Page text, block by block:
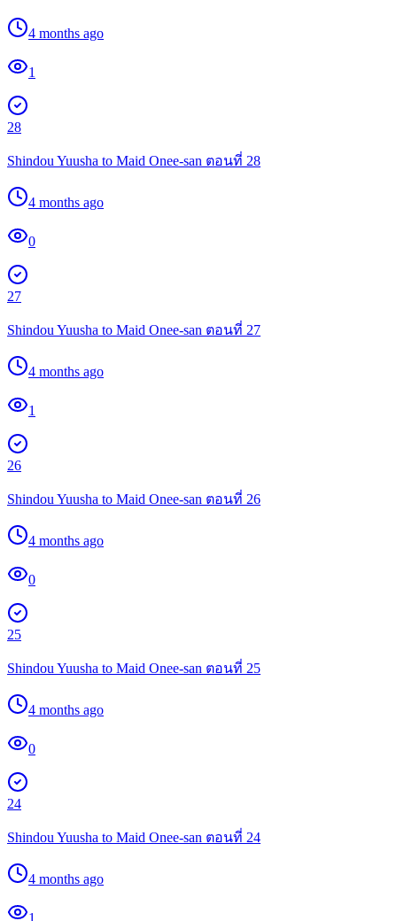
4 months ago
1
28
Shindou Yuusha to Maid Onee-san ตอนที่ 28
4 months ago
0
27
Shindou Yuusha to Maid Onee-san ตอนที่ 27
4 months ago
1
26
Shindou Yuusha to Maid Onee-san ตอนที่ 26
4 months ago
0
25
Shindou Yuusha to Maid Onee-san ตอนที่ 25
4 months ago
0
24
Shindou Yuusha to Maid Onee-san ตอนที่ 24
4 months ago
1